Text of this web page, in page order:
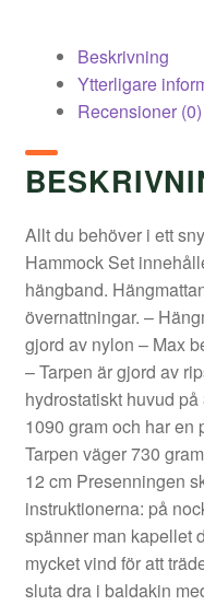
Beskrivning
Ytterligare
Recensioner (0)
Allt du behöver i ett
Hammock Set
hängband.
övernattningar. –
gjord av nylon – Max
– Tarpen är gjord av
hydrostatiskt huvud
1090 gram och har en
Tarpen väger 730
12 cm Presenningen
instruktionerna: på
spänner man kapellet
mycket vind för att
sluta dra i baldakin